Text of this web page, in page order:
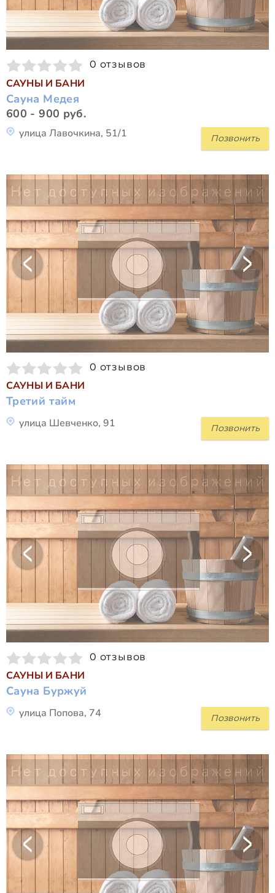
0 отзывов
САУНЫ И БАНИ
Сауна Медея
600 - 900 руб.
Позвонить
улица Лавочкина, 51/1
0 отзывов
САУНЫ И БАНИ
Третий тайм
Позвонить
улица Шевченко, 91
0 отзывов
САУНЫ И БАНИ
Сауна Буржуй
Позвонить
улица Попова, 74